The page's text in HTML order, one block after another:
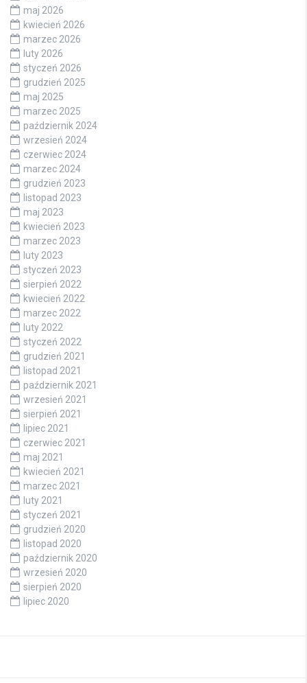
maj 2026
kwiecień 2026
marzec 2026
luty 2026
styczeń 2026
grudzień 2025
maj 2025
marzec 2025
październik 2024
wrzesień 2024
czerwiec 2024
marzec 2024
grudzień 2023
listopad 2023
maj 2023
kwiecień 2023
marzec 2023
luty 2023
styczeń 2023
sierpień 2022
kwiecień 2022
marzec 2022
luty 2022
styczeń 2022
grudzień 2021
listopad 2021
październik 2021
wrzesień 2021
sierpień 2021
lipiec 2021
czerwiec 2021
maj 2021
kwiecień 2021
marzec 2021
luty 2021
styczeń 2021
grudzień 2020
listopad 2020
październik 2020
wrzesień 2020
sierpień 2020
lipiec 2020